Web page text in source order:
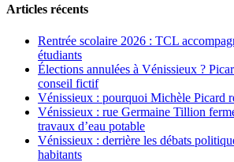
Articles récents
Rentrée scolaire 2026 : TCL
étudiants
Élections annulées à Vénissieux ?
conseil fictif
Vénissieux : pourquoi Michèle Picard
Vénissieux : rue Germaine Tillion
travaux d’eau potable
Vénissieux : derrière les débats
habitants